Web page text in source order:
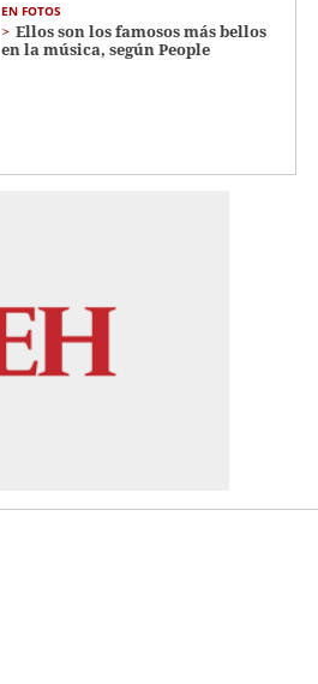
EN FOTOS
Ellos son los famosos más bellos
en la música, según People